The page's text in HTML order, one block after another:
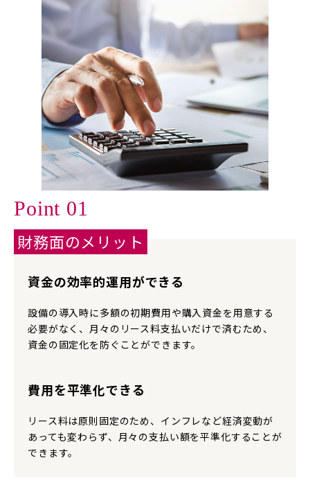
Point 01
財務面のメリット
資金の効率的運用ができる
設備の導入時に多額の初期費用や購入資金を用意する
必要がなく、月々のリース料支払いだけで済むため、
資金の固定化を防ぐことができます。
費用を平準化できる
リース料は原則固定のため、インフレなど経済変動が
あっても変わらず、月々の支払い額を平準化することが
できます。